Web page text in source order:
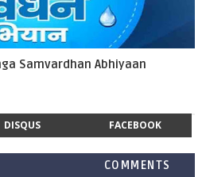
Samvardhan Abhiyaan
DISQUS FACEBOOK
COMMENTS